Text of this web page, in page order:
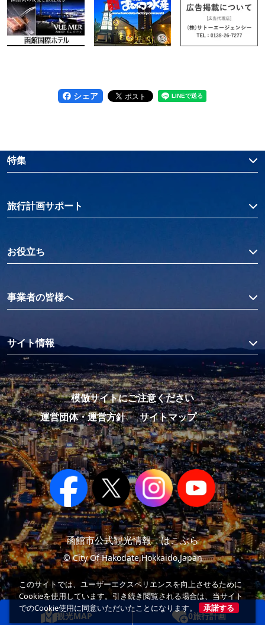
シェア
観光MAP 0旅行計画
特集
旅行計画サポート
お役立ち
事業者の皆様へ
サイト情報
模倣サイトにご注意ください
運営団体・運営方針
サイトマップ
函館市公式観光情報 はこぶら
© City Of Hakodate,Hokkaido,Japan
このサイトでは、ユーザーエクスペリエンスを向上させるために
Cookieを使用しています。引き続き閲覧される場合は、当サイト
でのCookie使用に同意いただいたことになります。
承諾する